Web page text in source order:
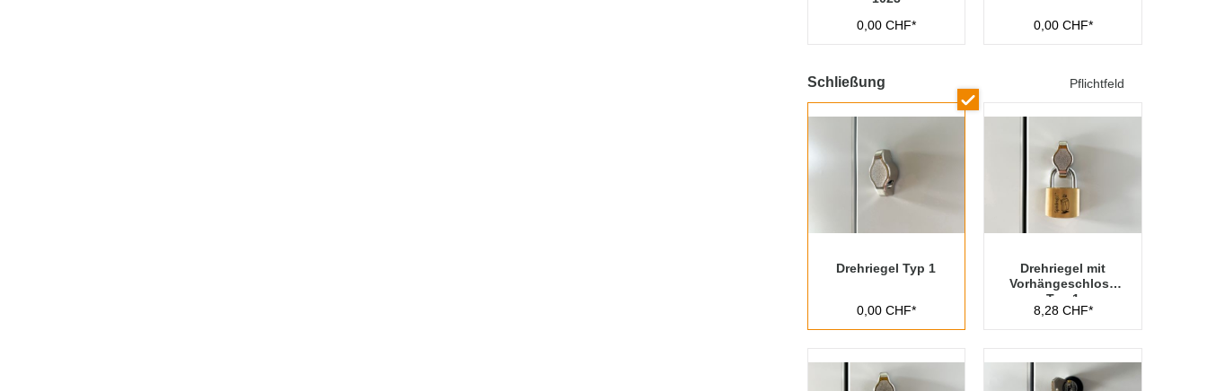
0,00 CHF*
0,00 CHF*
Schließung Pflichtfeld
Drehriegel Typ 1
0,00 CHF*
Drehriegel mit
Vorhängeschloss
Typ 1
8,28 CHF*